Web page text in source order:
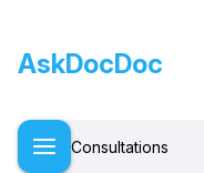
AskDocDoc
Consultations